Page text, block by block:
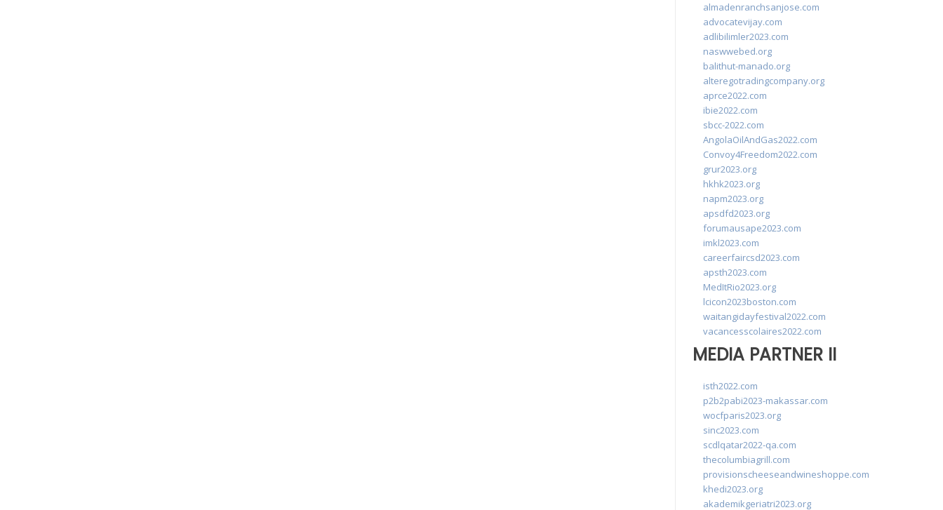
almadenranchsanjose.com
advocatevijay.com
adlibilimler2023.com
naswwebed.org
balithut-manado.org
alteregotradingcompany.org
aprce2022.com
ibie2022.com
sbcc-2022.com
AngolaOilAndGas2022.com
Convoy4Freedom2022.com
grur2023.org
hkhk2023.org
napm2023.org
apsdfd2023.org
forumausape2023.com
imkl2023.com
careerfaircsd2023.com
apsth2023.com
MedItRio2023.org
lcicon2023boston.com
waitangidayfestival2022.com
vacancesscolaires2022.com
MEDIA PARTNER II
isth2022.com
p2b2pabi2023-makassar.com
wocfparis2023.org
sinc2023.com
scdlqatar2022-qa.com
thecolumbiagrill.com
provisionscheeseandwineshoppe.com
khedi2023.org
akademikgeriatri2023.org